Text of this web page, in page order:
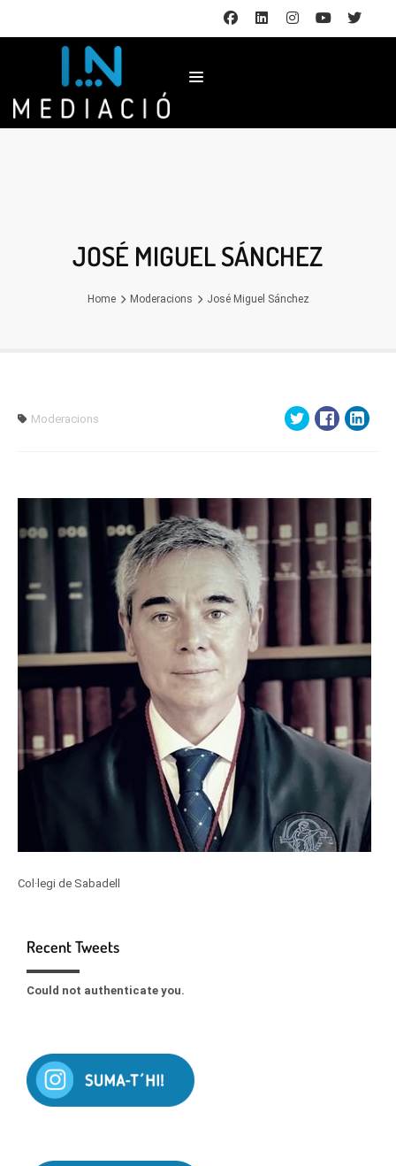
JOSÉ MIGUEL SÁNCHEZ
Home Moderacions José Miguel Sánchez
Moderacions
Col·legi de Sabadell
Recent Tweets
Could not authenticate you.